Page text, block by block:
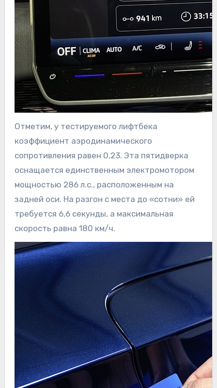
Отметим, у тестируемого лифтбека
коэффициент аэродинамического
сопротивления равен 0,23. Эта пятидверка
оснащается единственным электромотором
мощностью 286 л.с., расположенным на
задней оси. На разгон с места до «сотни» ей
требуется 6,6 секунды, а максимальная
скорость равна 180 км/ч.